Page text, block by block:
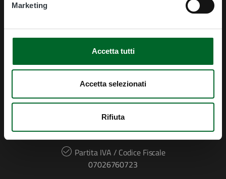
Marketing
Accetta tutti
Accetta selezionati
Rifiuta
CONTATTI
Indirizzo
Via delle Magnolie, 6
70026, Modugno (Bari)
Partita IVA / Codice Fiscale
07026760723